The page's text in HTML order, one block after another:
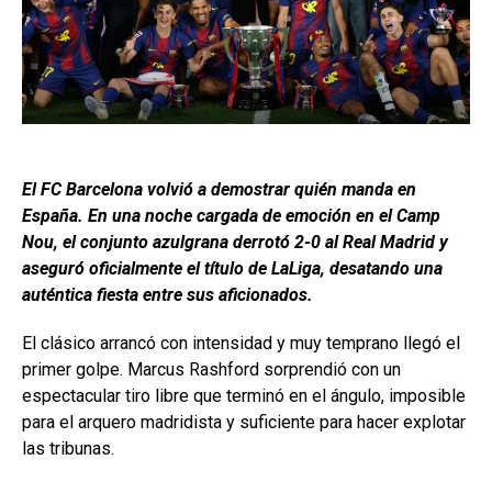
El FC Barcelona volvió a demostrar quién manda en
España. En una noche cargada de emoción en el Camp
Nou, el conjunto azulgrana derrotó 2-0 al Real Madrid y
aseguró oficialmente el título de LaLiga, desatando una
auténtica fiesta entre sus aficionados.
El clásico arrancó con intensidad y muy temprano llegó el
primer golpe. Marcus Rashford sorprendió con un
espectacular tiro libre que terminó en el ángulo, imposible
para el arquero madridista y suficiente para hacer explotar
las tribunas.